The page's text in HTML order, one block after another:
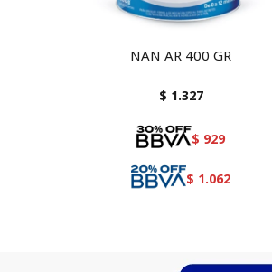
NAN AR 400 GR
$ 1.327
$ 929
$ 1.062